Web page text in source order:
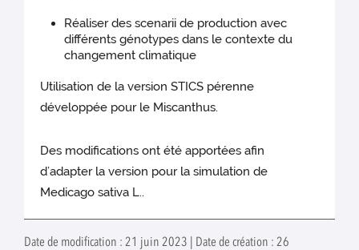
Réaliser des scenarii de production avec
différents génotypes dans le contexte du
changement climatique
Utilisation de la version STICS pérenne
développée pour le Miscanthus.
Des modifications ont été apportées afin
d’adapter la version pour la simulation de
Medicago sativa L..
Date de modification : 21 juin 2023 | Date de création : 26